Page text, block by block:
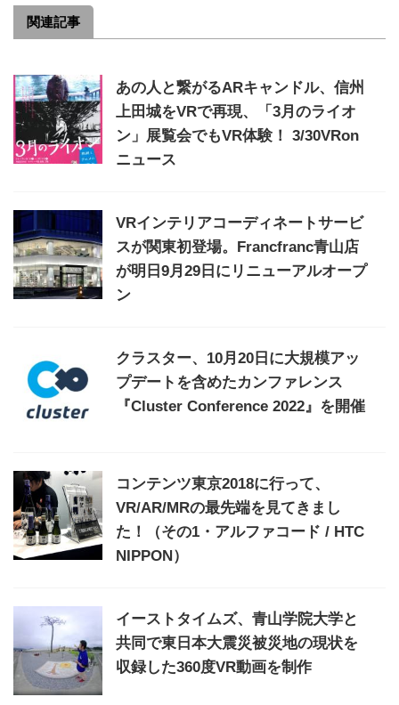
関連記事
あの人と繋がるARキャンドル、信州
上田城をVRで再現、「3月のライオ
ン」展覧会でもVR体験！ 3/30VRon
ニュース
VRインテリアコーディネートサービ
スが関東初登場。Francfranc青山店
が明日9月29日にリニューアルオープ
ン
クラスター、10月20日に大規模アッ
プデートを含めたカンファレンス
『Cluster Conference 2022』を開催
コンテンツ東京2018に行って、
VR/AR/MRの最先端を見てきまし
た！（その1・アルファコード / HTC
NIPPON）
イーストタイムズ、青山学院大学と
共同で東日本大震災被災地の現状を
収録した360度VR動画を制作